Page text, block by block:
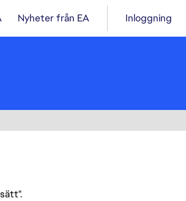
Nyheter från EA Inloggning